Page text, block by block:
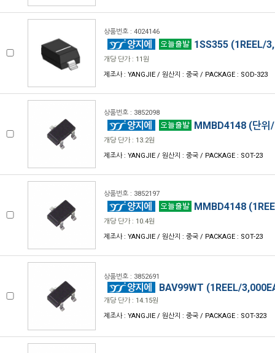
상품번호 : 4024146
1SS355 (1REEL/
개당 단가 : 11원
제조사 : YANGJIE / 원산지 : 중국 / PACKAGE : SOD-323
상품번호 : 3852098
MMBD4148 (단위
개당 단가 : 13.2원
제조사 : YANGJIE / 원산지 : 중국 / PACKAGE : SOT-23
상품번호 : 3852197
MMBD4148
개당 단가 : 10.4원
제조사 : YANGJIE / 원산지 : 중국 / PACKAGE : SOT-23
상품번호 : 3852691
BAV99WT (1REEL/
개당 단가 : 14.15원
제조사 : YANGJIE / 원산지 : 중국 / PACKAGE : SOT-323